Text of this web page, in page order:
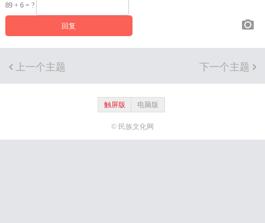
89 + 6 = ?
上一个主题 下一个主题
触屏版 电脑版
© 民族文化网